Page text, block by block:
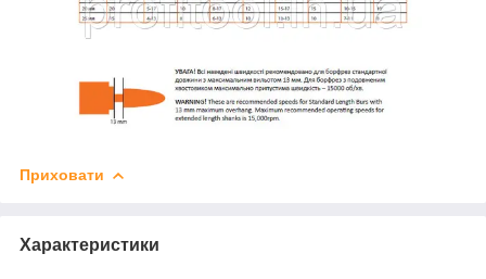
Приховати
Характеристики